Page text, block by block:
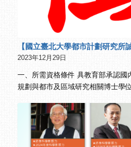
【國立臺北大學都市計劃研究所
2023年12月29日
一、所需資格條件 具教育部承認國
規劃與都市及區域研究相關博士學